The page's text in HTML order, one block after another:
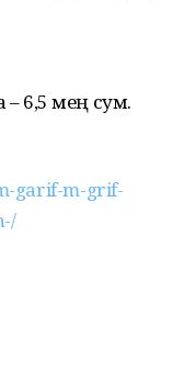
6,5 мең сум.
garif-m-grif-